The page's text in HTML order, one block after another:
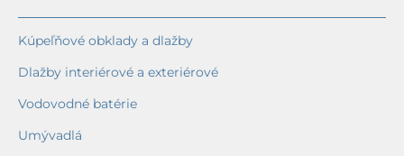
Kúpeľňové obklady a dlažby
Dlažby interiérové a exteriérové
Vodovodné batérie
Umývadlá